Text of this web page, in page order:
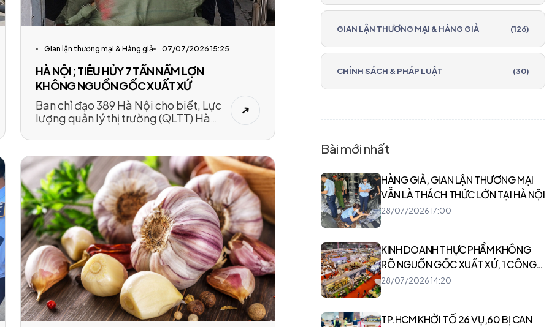
Gian lận thương mại & Hàng giả 07/07/2026 15:25
HÀ NỘI; TIÊU HỦY 7 TẤN NẦM LỢN
KHÔNG NGUỒN GỐC XUẤT XỨ
Ban chỉ đạo 389 Hà Nội cho biết, Lực
lượng quản lý thị trường (QLTT) Hà
lợn không nguồn gốc xuất xứ thu giữ
vào ngày 29/9.
GIAN LẬN THƯƠNG MẠI & HÀNG GIẢ (126)
CHÍNH SÁCH & PHÁP LUẬT (30)
Bài mới nhất
HÀNG GIẢ, GIAN LẬN THƯƠNG MẠI
VẪN LÀ THÁCH THỨC LỚN TẠI HÀ NỘI
28/07/2026 17:00
KINH DOANH THỰC PHẨM KHÔNG
RÕ NGUỒN GỐC XUẤT XỨ, 1 CÔNG
TY BỊ XỬ PHẠT 24 TRIỆU ĐỒNG
28/07/2026 14:20
TP.HCM KHỞI TỐ 26 VỤ,60 BỊ CAN